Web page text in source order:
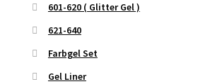
601-620 ( Glitter Gel )
621-640
Farbgel Set
Gel Liner